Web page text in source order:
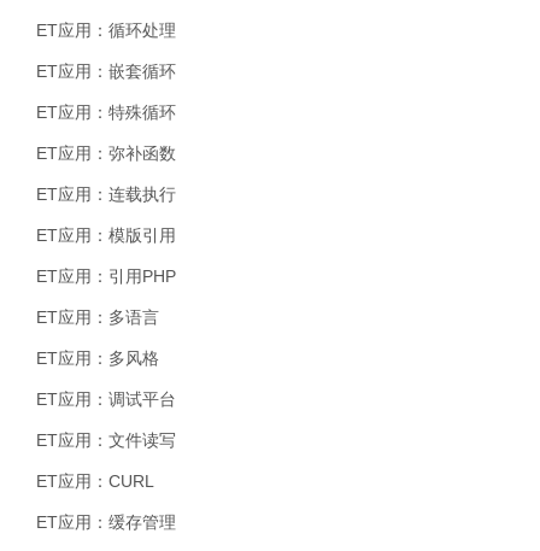
ET应用：循环处理
ET应用：嵌套循环
ET应用：特殊循环
ET应用：弥补函数
ET应用：连载执行
ET应用：模版引用
ET应用：引用PHP
ET应用：多语言
ET应用：多风格
ET应用：调试平台
ET应用：文件读写
ET应用：CURL
ET应用：缓存管理